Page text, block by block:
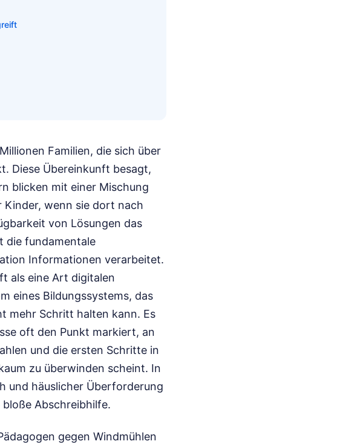
Familien, die sich über
Diese Übereinkunft besagt,
blicken mit einer Mischung
Kinder, wenn sie dort nach
von Lösungen das
die fundamentale
Informationen verarbeitet.
als eine Art digitalen
eines Bildungssystems, das
mehr Schritt halten kann. Es
oft den Punkt markiert, an
und die ersten Schritte in
zu überwinden scheint. In
und häuslicher Überforderung
Abschreibhilfe.
gegen Windmühlen